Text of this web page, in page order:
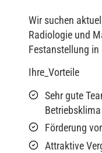
Wir suchen
Radiologie und
Festanstellung
Ihre_Vorteile
Sehr gute
Förderung
Attraktive